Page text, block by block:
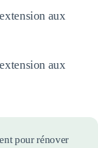
extension aux
extension aux
pour rénover